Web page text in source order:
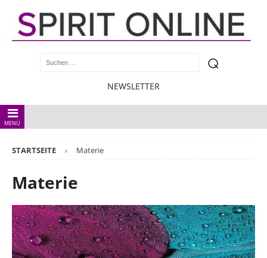
NEWSLETTER
MENÜ
STARTSEITE Materie
Materie